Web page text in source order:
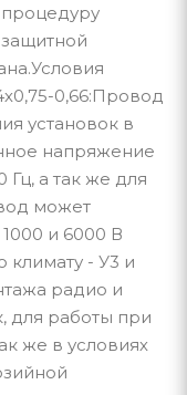
0,66:Провод
установок в
напряжение
Гц, а так же для
может
и 6000 В
климату - У3 и
радио и
для работы при
же в условиях